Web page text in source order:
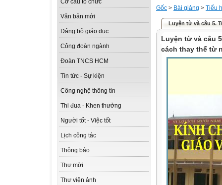
Cơ cấu tổ chức
Văn bản mới
Đảng bộ giáo dục
Công đoàn ngành
Đoàn TNCS HCM
Tin tức - Sự kiện
Công nghệ thông tin
Thi đua - Khen thưởng
Người tốt - Việc tốt
Lịch công tác
Thông báo
Thư mời
Thư viện ảnh
Gốc > Bài giảng > Tiểu
Luyện từ và câu 5.
Luyện từ và câu
cách thay thế từ